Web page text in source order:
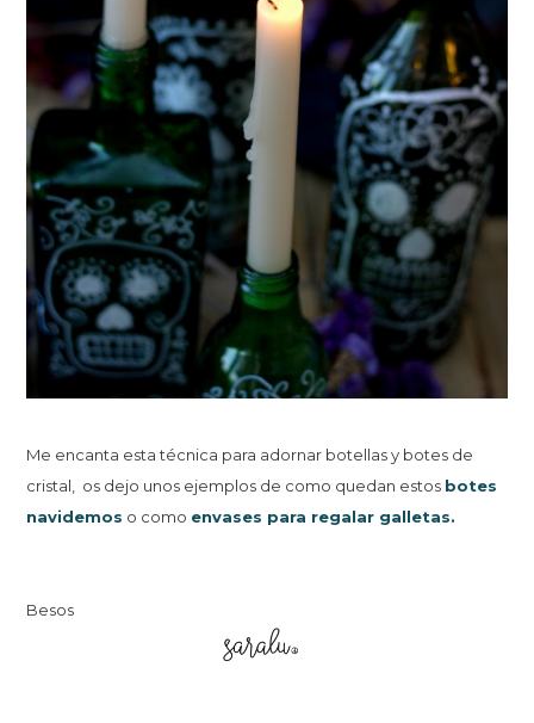
Me encanta esta técnica para adornar botellas y botes de
cristal, os dejo unos ejemplos de como quedan estos botes
navidemos o como envases para regalar galletas.
Besos